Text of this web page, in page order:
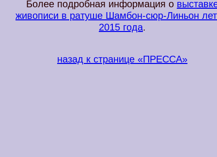
Более подробная информация о
живописи в ратуше Шамбон-сюр-Линьон
2015 года.
назад к странице «ПРЕССА»